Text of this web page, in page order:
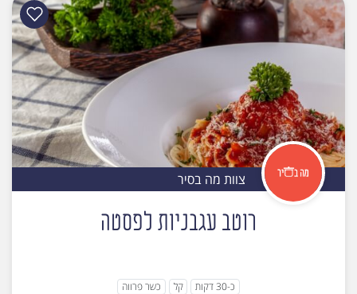
צוות מה בסיר
רוטב עגבניות לפסטה
כ-30 דקות קל כשר פרווה